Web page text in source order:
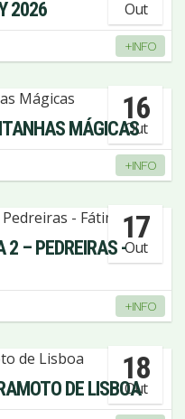
Out
2026
+INFO
16
Out
MÁGICAS
+INFO
17
Out
2 – PEDREIRAS -
+INFO
18
Out
DE LISBOA